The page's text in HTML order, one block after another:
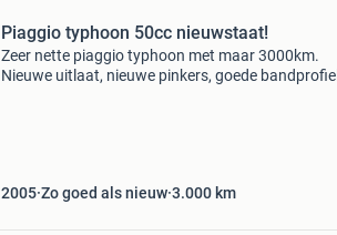
Piaggio typhoon 50cc nieuwstaat!
Zeer nette piaggio typhoon met maar 3000km.
Nieuwe uitlaat, nieuwe pinkers, goede bandprofiel
2005 Zo goed als nieuw 3.000 km